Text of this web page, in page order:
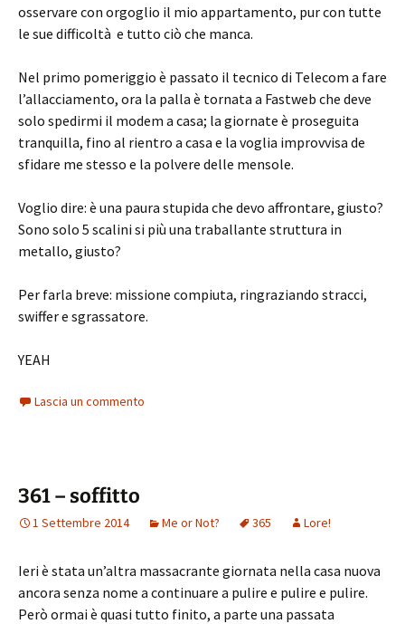
osservare con orgoglio il mio appartamento, pur con tutte
le sue difficoltà e tutto ciò che manca.
Nel primo pomeriggio è passato il tecnico di Telecom a fare
l’allacciamento, ora la palla è tornata a Fastweb che deve
solo spedirmi il modem a casa; la giornate è proseguita
tranquilla, fino al rientro a casa e la voglia improvvisa de
sfidare me stesso e la polvere delle mensole.
Voglio dire: è una paura stupida che devo affrontare, giusto?
Sono solo 5 scalini si più una traballante struttura in
metallo, giusto?
Per farla breve: missione compiuta, ringraziando stracci,
swiffer e sgrassatore.
YEAH
Lascia un commento
361 – soffitto
1 Settembre 2014 Me or Not? 365 Lore!
Ieri è stata un’altra massacrante giornata nella casa nuova
ancora senza nome a continuare a pulire e pulire e pulire.
Però ormai è quasi tutto finito, a parte una passata